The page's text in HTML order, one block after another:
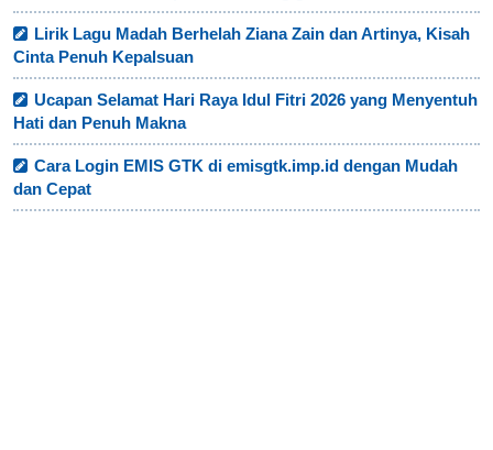
Lirik Lagu Madah Berhelah Ziana Zain dan Artinya, Kisah
Cinta Penuh Kepalsuan
Ucapan Selamat Hari Raya Idul Fitri 2026 yang Menyentuh
Hati dan Penuh Makna
Cara Login EMIS GTK di emisgtk.imp.id dengan Mudah
dan Cepat